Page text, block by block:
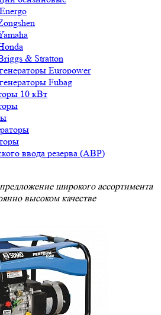
& Stratton
Europower
Fubag
10 кВт
ввода резерва (АВР)
широкого ассортимента
высоком качестве